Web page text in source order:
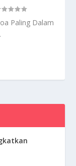
Paling Dalam